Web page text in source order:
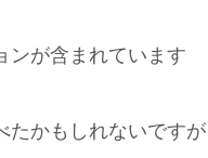
ンが含まれています
たかもしれないです